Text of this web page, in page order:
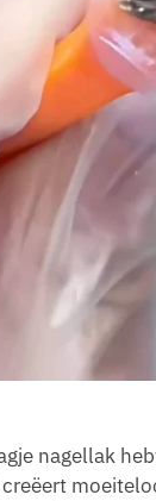
nagellak